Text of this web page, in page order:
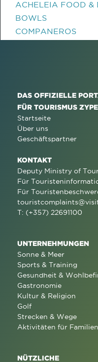
ACHELEIA FOOD &
BOWLS
COMPANEROS
DAS OFFIZIELLE
FÜR TOURISMUS
Startseite
Über uns
Geschäftspartner
KONTAKT
Deputy Ministry of
Für
Für
T: (+357) 22691100
UNTERNEHMUNGEN
Sonne & Meer
Sports & Training
Gesundheit &
Gastronomie
Kultur & Religion
Golf
Strecken & Wege
Aktivitäten für Familien
NÜTZLICHE